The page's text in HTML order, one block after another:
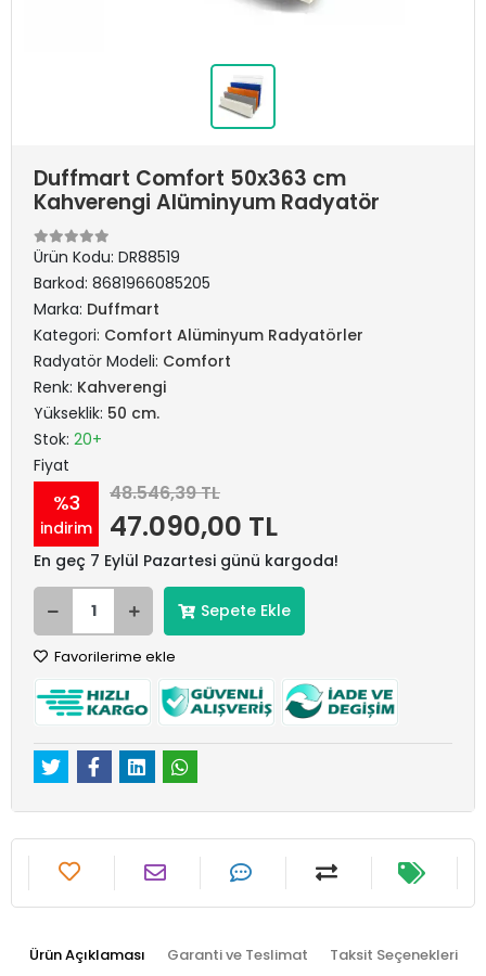
Duffmart Comfort 50x363 cm
Kahverengi Alüminyum Radyatör
Ürün Kodu: DR88519
Barkod: 8681966085205
Marka: Duffmart
Kategori: Comfort Alüminyum Radyatörler
Radyatör Modeli: Comfort
Renk: Kahverengi
Yükseklik: 50 cm.
Stok: 20+
Fiyat
%3
indirim
48.546,39 TL
47.090,00 TL
En geç 7 Eylül Pazartesi günü kargoda!
Sepete Ekle
Favorilerime ekle
Ürün Açıklaması Garanti ve Teslimat Taksit Seçenekleri